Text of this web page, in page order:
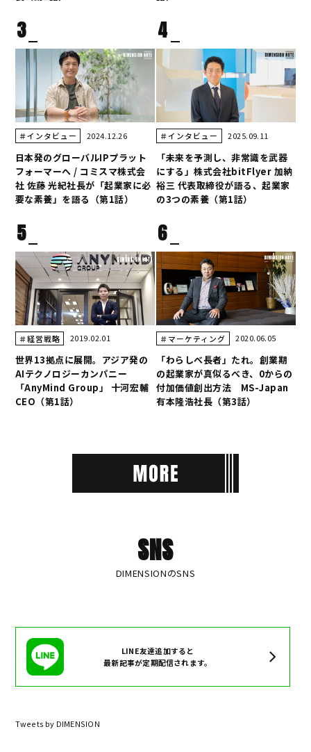
3
＃インタビュー 2024.12.26
日本発のグローバルIPプラット
フォーマーへ / コミスマ株式会
社 佐藤 光紀社長が「起業家に必
要な素養」を語る（第1話）
4
＃インタビュー 2025.09.11
「未来を予測し、非常識を武器
にする」株式会社bitFlyer 加納
裕三 代表取締役が語る、起業家
の3つの素養（第1話）
5
＃経営戦略 2019.02.01
世界13拠点に展開。アジア発の
AIテクノロジーカンパニー
「AnyMind Group」 十河宏輔
CEO（第1話）
6
＃マーケティング 2020.06.05
「わらしべ長者」たれ。創業期
の起業家が真似るべき、0からの
付加価値創出方法 MS-Japan
有本隆浩社長（第3話）
SNS
DIMENSIONのSNS
LINE友達追加すると
最新記事が定期配信されます。
Tweets by DIMENSION